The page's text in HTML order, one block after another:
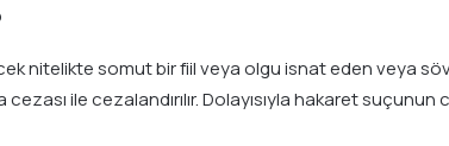
nitelikte somut bir fiil veya olgu isnat eden veya
ile cezalandırılır. Dolayısıyla hakaret suçunun